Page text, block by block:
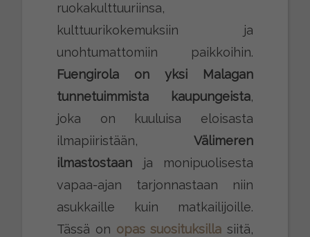
ruokakulttuuriinsa,
kulttuurikokemuksiin ja
unohtumattomiin paikkoihin.
Fuengirola
on yksi Malagan
tunnetuimmista kaupungeista,
joka on kuuluisa eloisasta
ilmapiiristään,Välimeren
ilmastostaanja monipuolisesta
vapaa-ajan tarjonnastaan niin
asukkaille kuin matkailijoille.
Tässä on opas suosituksilla siitä,